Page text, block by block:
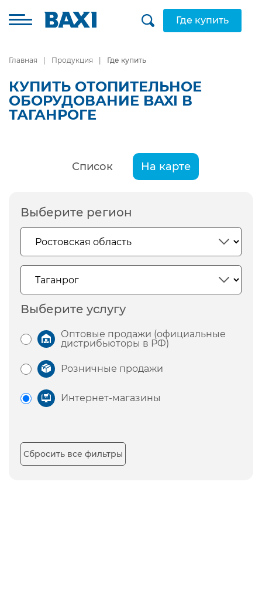
Где купить
Главная Продукция Где купить
КУПИТЬ ОТОПИТЕЛЬНОЕ
ОБОРУДОВАНИЕ BAXI В
ТАГАНРОГЕ
Список На карте
Выберите регион
Выберите услугу
Оптовые продажи (официальные
дистрибьюторы в РФ)
Розничные продажи
Интернет-магазины
Сбросить все фильтры